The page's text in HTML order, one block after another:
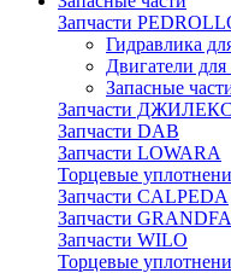
Запчасти
Гидравлика
Двигатели
Запасные
Запчасти ДЖИЛЕКС
Запчасти DAB
Запчасти LOWARA
Торцевые
Запчасти CALPEDA
Запчасти
Запчасти WILO
Торцевые